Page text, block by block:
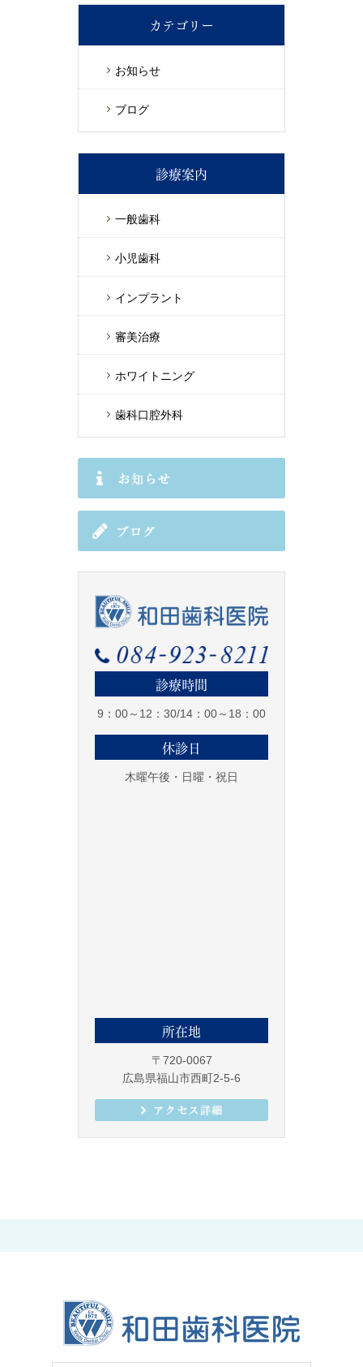
カテゴリー
お知らせ
ブログ
診療案内
一般歯科
小児歯科
インプラント
審美治療
ホワイトニング
歯科口腔外科
診療時間
9：00～12：30/14：00～18：00
休診日
木曜午後・日曜・祝日
所在地
〒720-0067
広島県福山市西町2-5-6